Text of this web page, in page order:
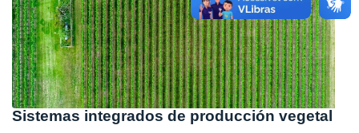
Sistemas integrados de producción vegetal